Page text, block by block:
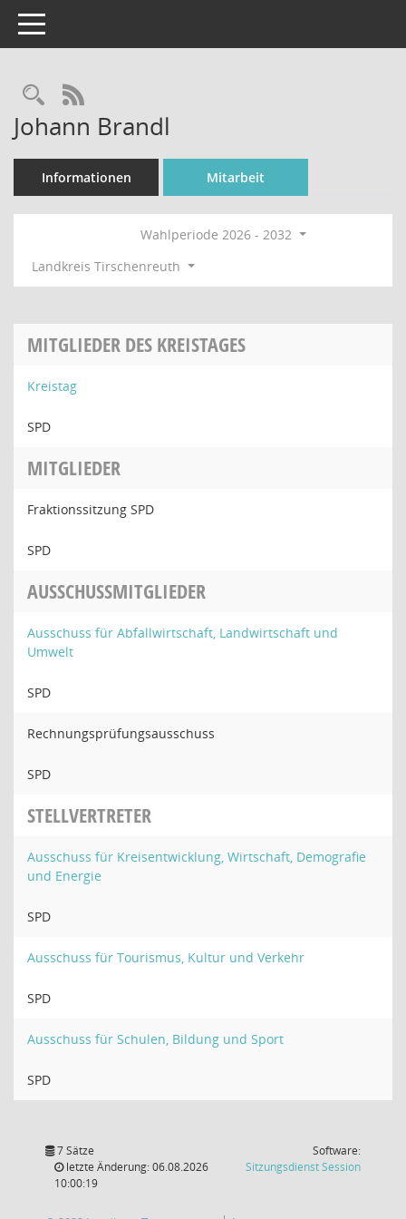
Toggle navigation
Rechercheauswahl
RSS-Feed
Johann Brandl
Informationen Mitarbeit
Wahlperiode 2026 - 2032
Landkreis Tirschenreuth
MITGLIEDER DES KREISTAGES
Kreistag
SPD
MITGLIEDER
Fraktionssitzung SPD
SPD
AUSSCHUSSMITGLIEDER
Ausschuss für Abfallwirtschaft, Landwirtschaft und
Umwelt
SPD
Rechnungsprüfungsausschuss
SPD
STELLVERTRETER
Ausschuss für Kreisentwicklung, Wirtschaft, Demografie
und Energie
SPD
Ausschuss für Tourismus, Kultur und Verkehr
SPD
Ausschuss für Schulen, Bildung und Sport
SPD
7 Sätze
letzte Änderung: 06.08.2026
10:00:19
Software:
SitzungsdienstSession(Wird in